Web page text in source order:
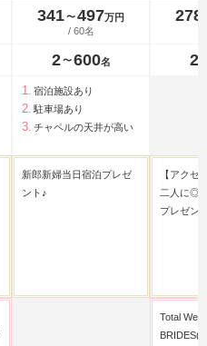
341〜497万円
/ 60名
278
2 〜 600名 2
宿泊施設あり
駐車場あり
チャペルの天井が高い
新郎新婦当日宿泊プレゼ
ント♪
【アクセ
二人に◎
プレゼン
Total
BRIDES(